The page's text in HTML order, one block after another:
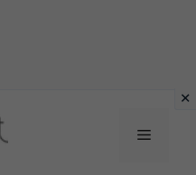
Menu